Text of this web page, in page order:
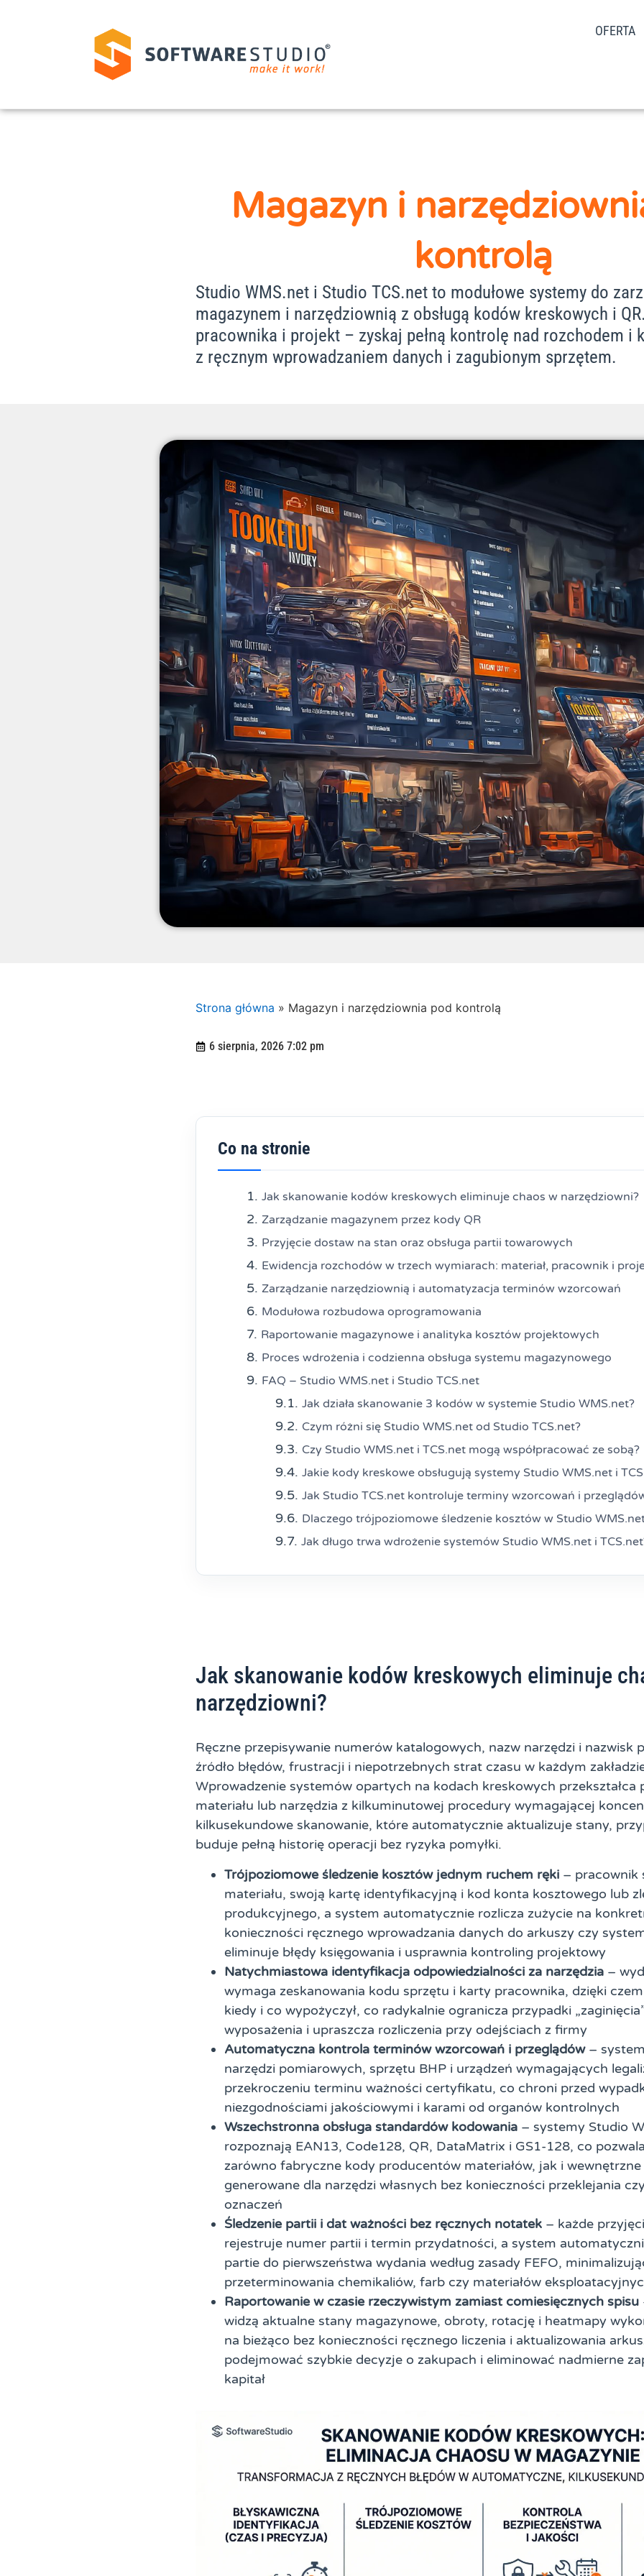
OFERTA
Magazyn i
kontrolą
Studio WMS.net i Studio TCS.net to modułowe systemy do
magazynem i narzędziownią z obsługą kodów kreskowych i
pracownika i projekt – zyskaj pełną kontrolę nad rozchodem i
z ręcznym wprowadzaniem danych i zagubionym sprzętem.
Strona główna » Magazyn i narzędziownia pod kontrolą
6 sierpnia, 2026 7:02 pm
Co na stronie
Jak skanowanie kodów kreskowych eliminuje chaos w narzędziowni?
Zarządzanie magazynem przez kody QR
Przyjęcie dostaw na stan oraz obsługa partii towarowych
Ewidencja rozchodów w trzech wymiarach: materiał, pracownik i
Zarządzanie narzędziownią i automatyzacja terminów wzorcowań
Modułowa rozbudowa oprogramowania
Raportowanie magazynowe i analityka kosztów projektowych
Proces wdrożenia i codzienna obsługa systemu magazynowego
FAQ – Studio WMS.net i Studio TCS.net
Jak działa skanowanie 3 kodów w systemie Studio WMS.net?
Czym różni się Studio WMS.net od Studio TCS.net?
Czy Studio WMS.net i TCS.net mogą współpracować ze sobą?
Jakie kody kreskowe obsługują systemy Studio WMS.net i
Jak Studio TCS.net kontroluje terminy wzorcowań i
Dlaczego trójpoziomowe śledzenie kosztów w Studio
Jak długo trwa wdrożenie systemów Studio WMS.net i
Jak skanowanie kodów kreskowych eliminuje
narzędziowni?
Ręczne przepisywanie numerów katalogowych, nazw narzędzi i nazwisk
źródło błędów, frustracji i niepotrzebnych strat czasu w każdym
Wprowadzenie systemów opartych na kodach kreskowych przekształca
materiału lub narzędzia z kilkuminutowej procedury wymagającej
kilkusekundowe skanowanie, które automatycznie aktualizuje stany,
buduje pełną historię operacji bez ryzyka pomyłki.
Trójpoziomowe śledzenie kosztów jednym ruchem ręki – pracownik
materiału, swoją kartę identyfikacyjną i kod konta kosztowego lub
produkcyjnego, a system automatycznie rozlicza zużycie na
konieczności ręcznego wprowadzania danych do arkuszy czy
eliminuje błędy księgowania i usprawnia kontroling projektowy
Natychmiastowa identyfikacja odpowiedzialności za narzędzia –
wymaga zeskanowania kodu sprzętu i karty pracownika, dzięki
kiedy i co wypożyczył, co radykalnie ogranicza przypadki
wyposażenia i upraszcza rozliczenia przy odejściach z firmy
Automatyczna kontrola terminów wzorcowań i przeglądów–
narzędzi pomiarowych, sprzętu BHP i urządzeń wymagających
przekroczeniu terminu ważności certyfikatu, co chroni przed
niezgodnościami jakościowymi i karami od organów kontrolnych
Wszechstronna obsługa standardów kodowania – systemy Studio
rozpoznają EAN13, Code128, QR, DataMatrix i GS1-128, co
zarówno fabryczne kody producentów materiałów, jak i
generowane dla narzędzi własnych bez konieczności przeklejania
oznaczeń
Śledzenie partii i dat ważności bez ręcznych notatek – każde
rejestruje numer partii i termin przydatności, a system
partie do pierwszeństwa wydania według zasady FEFO,
przeterminowania chemikaliów, farb czy materiałów
Raportowanie w czasie rzeczywistym zamiast comiesięcznych spisu
widzą aktualne stany magazynowe, obroty, rotację i heatmapy
na bieżąco bez konieczności ręcznego liczenia i aktualizowania
podejmować szybkie decyzje o zakupach i eliminować nadmierne
kapitał